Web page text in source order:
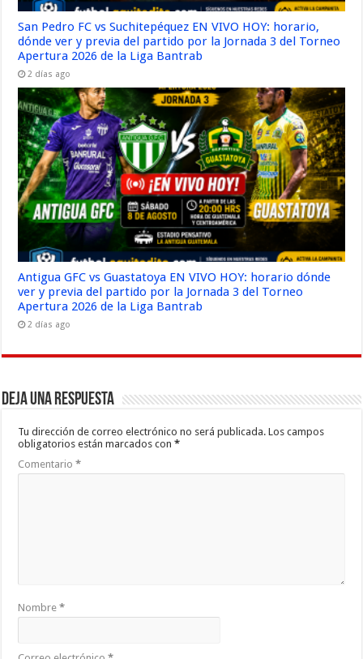
San Pedro FC vs Suchitepéquez EN VIVO HOY: horario,
dónde ver y previa del partido por la Jornada 3 del Torneo
Apertura 2026 de la Liga Bantrab
2 días ago
Antigua GFC vs Guastatoya EN VIVO HOY: horario dónde
ver y previa del partido por la Jornada 3 del Torneo
Apertura 2026 de la Liga Bantrab
2 días ago
Deja una respuesta
Tu dirección de correo electrónico no será publicada. Los campos
obligatorios están marcados con*
Comentario*
Nombre*